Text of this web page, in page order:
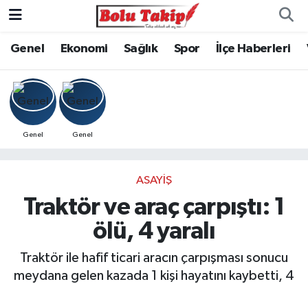
Genel Ekonomi Sağlık Spor İlçe Haberleri
Genel Genel
ASAYIŞ
Traktör ve araç çarpıştı: 1
ölü, 4 yaralı
Traktör ile hafif ticari aracın çarpışması sonucu
meydana gelen kazada 1 kişi hayatını kaybetti, 4